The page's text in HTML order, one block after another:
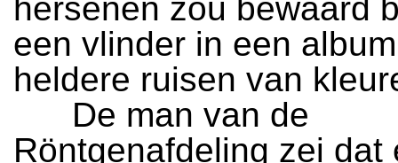
hersenen zou bewaard
een vlinder in een
heldere ruisen van
De man van de
Röntgenafdeling zei dat